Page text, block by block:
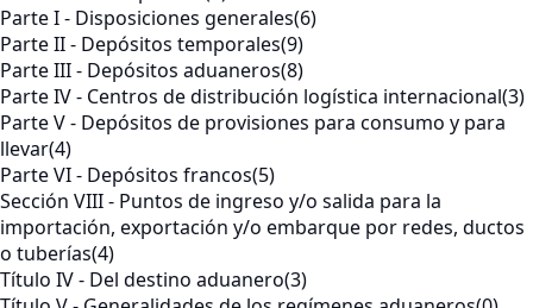
Parte I - Disposiciones generales(6)
Parte II - Depósitos temporales(9)
Parte III - Depósitos aduaneros(8)
Parte IV - Centros de distribución logística internacional(3)
Parte V - Depósitos de provisiones para consumo y para
llevar(4)
Parte VI - Depósitos francos(5)
Sección VIII - Puntos de ingreso y/o salida para la
importación, exportación y/o embarque por redes, ductos
o tuberías(4)
Título IV - Del destino aduanero(3)